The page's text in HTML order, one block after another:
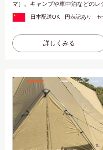
マ）。キャンプや車中泊などのレ
日本配送OK 円表記あり セ
詳しくみる